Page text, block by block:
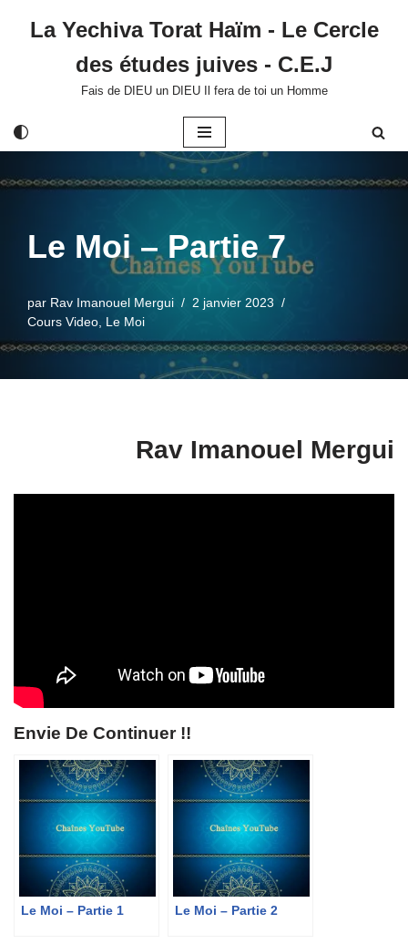
La Yechiva Torat Haïm - Le Cercle
des études juives - C.E.J
Fais de DIEU un DIEU Il fera de toi un Homme
Le Moi – Partie 7
par Rav Imanouel Mergui
2 janvier 2023
Cours Video Le Moi
Rav Imanouel Mergui
Envie De Continuer !!
Le Moi – Partie 1 Le Moi – Partie 2